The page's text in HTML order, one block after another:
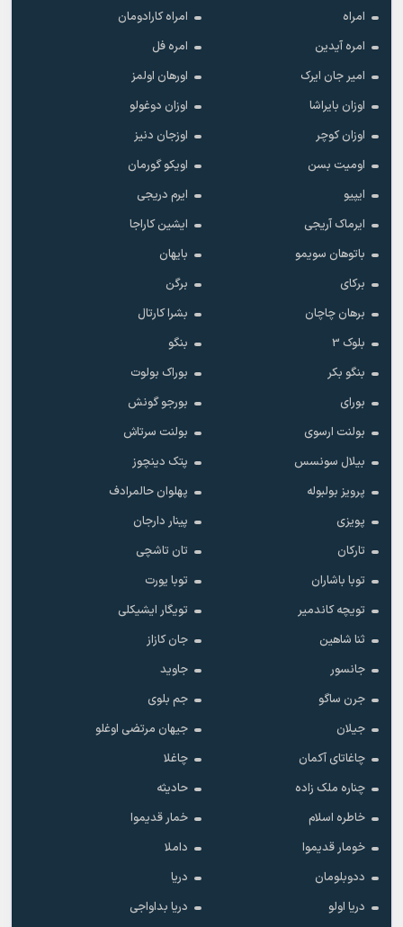
امراه
امراه کارادومان
امره آیدین
امره فل
امیر جان ایرک
اورهان اولمز
اوزان بایراشا
اوزان دوغولو
اوزان کوچر
اوزجان دنیز
اومیت بسن
اویکو گورمان
ایپیو
ایرم دریجی
ایرماک آریجی
ایشین کاراجا
باتوهان سویمو
بایهان
برکای
برگن
برهان چاچان
بشرا کارتال
بلوک 3
بنگو
بنگو بکر
بوراک بولوت
بورای
بورجو گونش
بولنت ارسوی
بولنت سرتاش
بیلال سونسس
پتک دینچوز
پرویز بولبوله
پهلوان حالمرادف
پویزی
پینار دارجان
تارکان
تان تاشچی
توبا باشاران
توبا یورت
تویچه کاندمیر
تویگار ایشیکلی
ثنا شاهین
جان کازاز
جانسور
جاوید
جرن ساگو
جم بلوی
جیلان
جیهان مرتضی اوغلو
چاغاتای آکمان
چاغلا
چناره ملک زاده
حادیثه
خاطره اسلام
خمار قدیموا
خومار قدیموا
داملا
ددوبلومان
دریا
دریا اولو
دریا بداواجی